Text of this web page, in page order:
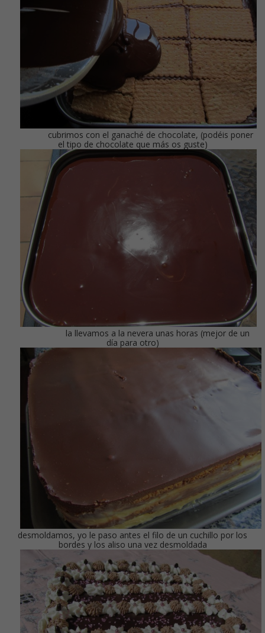
cubrimos con el ganaché de chocolate, (podéis poner
el tipo de chocolate que más os guste)
la llevamos a la nevera unas horas (mejor de un
día para otro)
desmoldamos, yo le paso antes el filo de un cuchillo por los
bordes y los aliso una vez desmoldada